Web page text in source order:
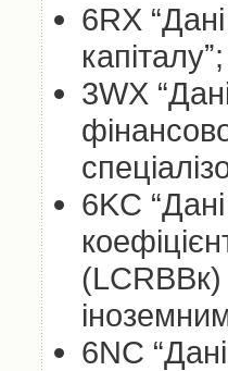
6RX
капіталуˮ;
3WX
6KС
(LCRВВк)
6NC